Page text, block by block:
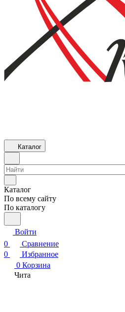
Каталог
Каталог
По всему сайту
По каталогу
Войти
0
Сравнение
0
Избранное
0 Корзина
Чита